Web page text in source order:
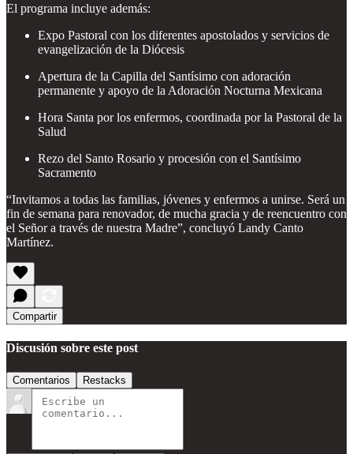
El programa incluye además:
Expo Pastoral con los diferentes apostolados y servicios de
evangelización de la Diócesis
Apertura de la Capilla del Santísimo con adoración
permanente y apoyo de la Adoración Nocturna Mexicana
Hora Santa por los enfermos, coordinada por la Pastoral de la
Salud
Rezo del Santo Rosario y procesión con el Santísimo
Sacramento
“Invitamos a todas las familias, jóvenes y enfermos a unirse. Será un
fin de semana para renovador, de mucha gracia y de reencuentro con
el Señor a través de nuestra Madre”, concluyó Landy Canto
Martínez.
Compartir
Discusión sobre este post
Comentarios Restacks